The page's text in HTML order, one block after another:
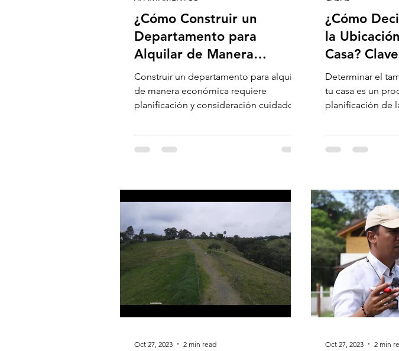
¿Cómo Construir un
Departamento para
Alquilar de Manera
Económica? Estrategias
para el Éxito.
Construir un departamento para alquilar
de manera económica requiere
planificación y consideración cuidadosa
¿Cómo
la
Casa?
Determinar el
tu casa es un
planificación de
Oct 27, 2023 2 min read Oct 27, 2023 2 min